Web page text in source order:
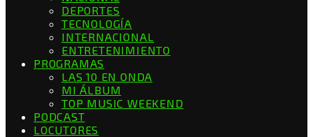
DEPORTES
TECNOLOGÍA
INTERNACIONAL
ENTRETENIMIENTO
PROGRAMAS
LAS 10 EN ONDA
MI ÁLBUM
TOP MUSIC WEEKEND
PODCAST
LOCUTORES